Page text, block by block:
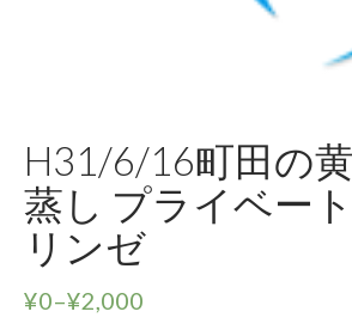
H31/6/16町田の
蒸し プライベー
リンゼ
¥0–¥2,000